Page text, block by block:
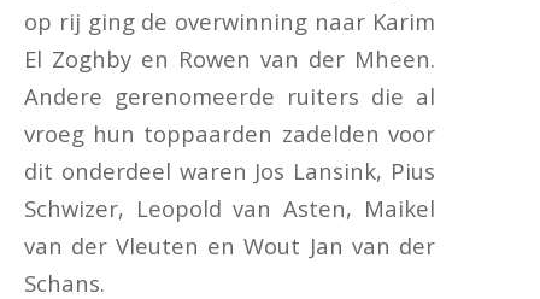
op rij ging de overwinning naar Karim
El Zoghby en Rowen van der Mheen.
Andere gerenomeerde ruiters die al
vroeg hun toppaarden zadelden voor
dit onderdeel waren Jos Lansink, Pius
Schwizer, Leopold van Asten, Maikel
van der Vleuten en Wout Jan van der
Schans.